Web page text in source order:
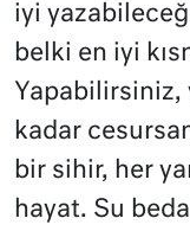
iyi
belki en iyi
Yapabilirsiniz,
kadar
bir sihir, her
hayat. Su